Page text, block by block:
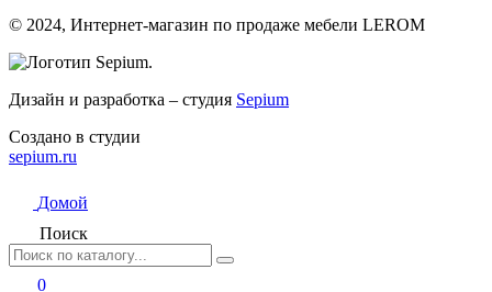
© 2024, Интернет-магазин по продаже мебели LEROM
Дизайн и разработка – студия Sepium
Создано в студии
sepium.ru
Домой
Поиск
0